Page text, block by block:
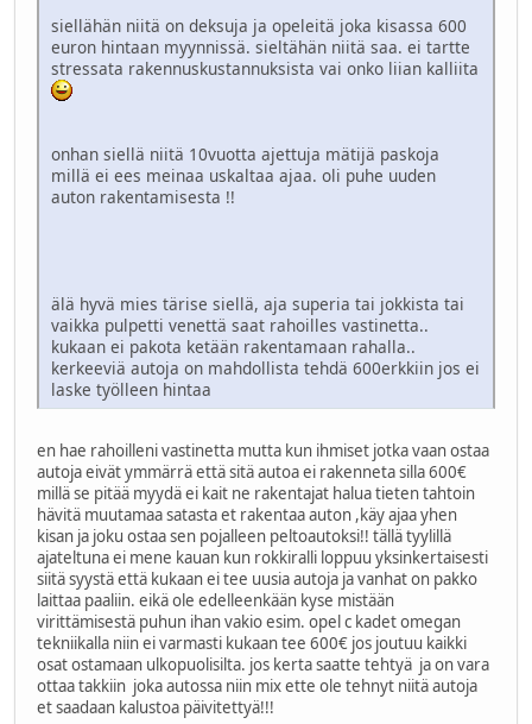
siellähän niitä on deksuja ja opeleitä joka kisassa 600
euron hintaan myynnissä. sieltähän niitä saa. ei tartte
stressata rakennuskustannuksista vai onko liian kalliita
onhan siellä niitä 10vuotta ajettuja mätijä paskoja
millä ei ees meinaa uskaltaa ajaa. oli puhe uuden
auton rakentamisesta !!
älä hyvä mies tärise siellä, aja superia tai jokkista tai
vaikka pulpetti venettä saat rahoilles vastinetta..
kukaan ei pakota ketään rakentamaan rahalla..
kerkeeviä autoja on mahdollista tehdä 600erkkiin jos ei
laske työlleen hintaa
en hae rahoilleni vastinetta mutta kun ihmiset jotka vaan ostaa
autoja eivät ymmärrä että sitä autoa ei rakenneta silla 600€
millä se pitää myydä ei kait ne rakentajat halua tieten tahtoin
hävitä muutamaa satasta et rakentaa auton ,käy ajaa yhen
kisan ja joku ostaa sen pojalleen peltoautoksi!! tällä tyylillä
ajateltuna ei mene kauan kun rokkiralli loppuu yksinkertaisesti
siitä syystä että kukaan ei tee uusia autoja ja vanhat on pakko
laittaa paaliin. eikä ole edelleenkään kyse mistään
virittämisestä puhun ihan vakio esim. opel c kadet omegan
tekniikalla niin ei varmasti kukaan tee 600€ jos joutuu kaikki
osat ostamaan ulkopuolisilta. jos kerta saatte tehtyä ja on vara
ottaa takkiin joka autossa niin mix ette ole tehnyt niitä autoja
et saadaan kalustoa päivitettyä!!!